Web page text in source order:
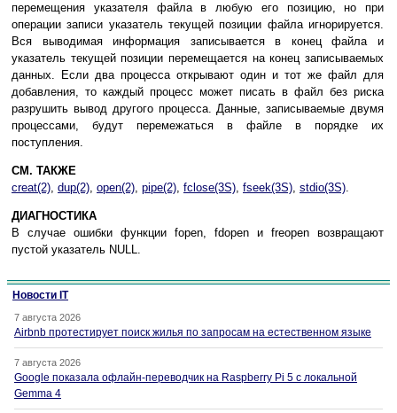
перемещения указателя файла в любую его позицию, но при
операции записи указатель текущей позиции файла игнорируется.
Вся выводимая информация записывается в конец файла и
указатель текущей позиции перемещается на конец записываемых
данных. Если два процесса открывают один и тот же файл для
добавления, то каждый процесс может писать в файл без риска
разрушить вывод другого процесса. Данные, записываемые двумя
процессами, будут перемежаться в файле в порядке их
поступления.
СМ. ТАКЖЕ
creat(2), dup(2), open(2), pipe(2), fclose(3S), fseek(3S), stdio(3S).
ДИАГНОСТИКА
В случае ошибки функции fopen, fdopen и freopen возвращают
пустой указатель NULL.
Новости IT
7 августа 2026
Airbnb протестирует поиск жилья по запросам на естественном языке
7 августа 2026
Google показала офлайн-переводчик на Raspberry Pi 5 с локальной
Gemma 4